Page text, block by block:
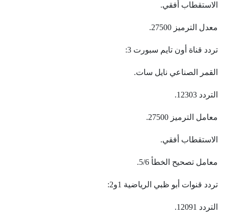
الاستقطاب أفقي.
معدل الترميز 27500.
تردد قناة أون تايم سبورت 3:
القمر الصناعي نايل سات.
التردد 12303.
معامل الترميز 27500.
الاستقطاب أفقي.
معامل تصحيح الخطأ 5/6.
تردد قنوات أبو ظبي الرياضية 1و2:
التردد 12091.